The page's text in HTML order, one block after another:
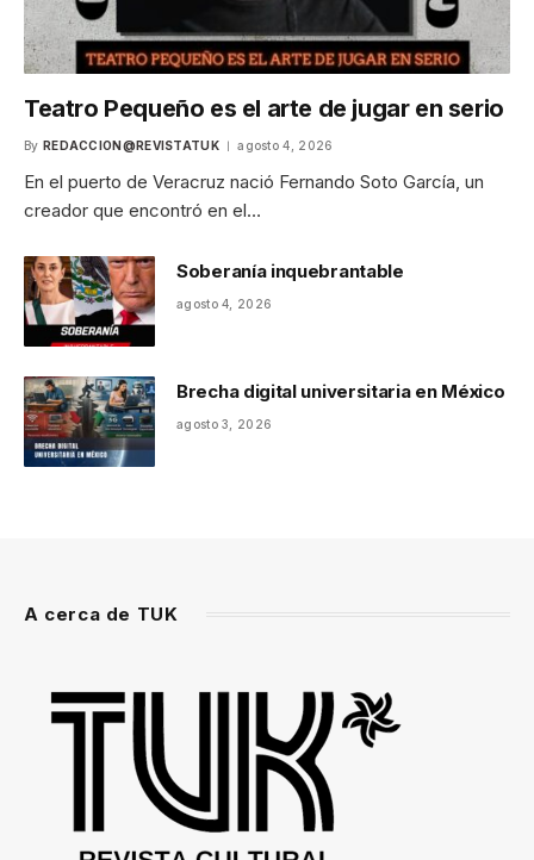
Teatro Pequeño es el arte de jugar en serio
By REDACCION@REVISTATUK agosto 4, 2026
En el puerto de Veracruz nació Fernando Soto García, un
creador que encontró en el…
Soberanía inquebrantable
agosto 4, 2026
Brecha digital universitaria en México
agosto 3, 2026
A cerca de TUK